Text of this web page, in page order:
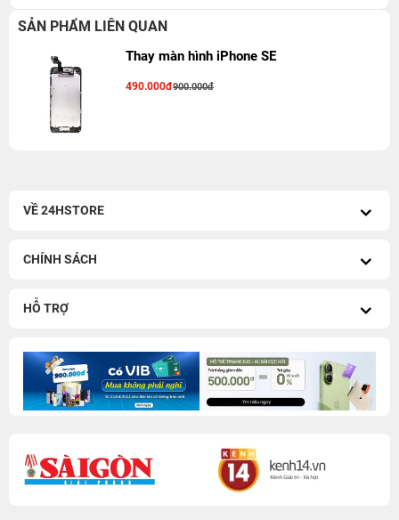
SẢN PHẨM LIÊN QUAN
Thay màn hình iPhone SE
490.000đ900.000đ
VỀ 24HSTORE
CHÍNH SÁCH
HỖ TRỢ